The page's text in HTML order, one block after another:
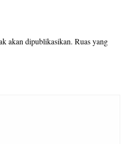
akan dipublikasikan. Ruas yang